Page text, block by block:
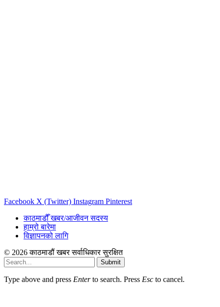
Facebook X (Twitter) Instagram Pinterest
काठमाडौँ खबर/आजीवन सदस्य
हाम्रो बारेमा
विज्ञापनको लागि
© 2026 काठमाडौं खबर सर्वाधिकार सुरक्षित
Submit
Type above and press Enterto search. Press Esc to cancel.